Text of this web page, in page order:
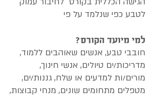
לטבע כפי שנלמד על פי
למי מיועד הקורס?
חובבי טבע, אנשים שאוהבים ללמוד,
מדריכות/ים טיולים, אנשי חינוך,
מורים/ות למדעים או שלח, גננות/ים,
מטפלים מתחומים שונים, מנחי קבוצות,